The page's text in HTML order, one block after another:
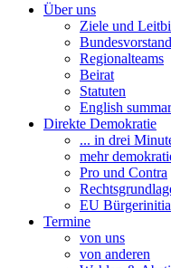
Main menu
Über uns
Ziele und
Bundesvorstand
Regionalteams
Beirat
Statuten
English
Direkte Demokratie
... in drei
mehr
Pro und Contra
EU
Termine
von uns
von anderen